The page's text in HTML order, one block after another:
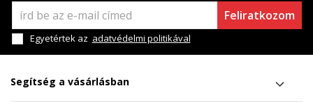
Feliratkozom
Egyetértek az adatvédelmi politikával
Segítség a vásárlásban